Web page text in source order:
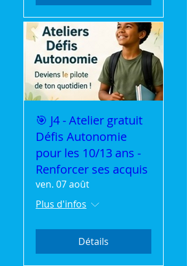
🎯 J4 - Atelier gratuit
Défis Autonomie
pour les 10/13 ans -
Renforcer ses acquis
ven. 07 août
Plus d'infos
Détails